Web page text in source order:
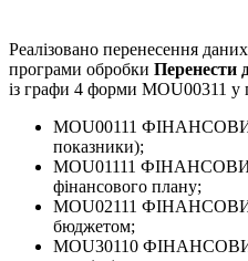
Реалізовано перенесення
програми обробки Перенести
із графи 4 форми MOU00311 у
MOU00111
показники);
MOU01111
фінансового плану;
MOU02111
бюджетом;
MOU30110